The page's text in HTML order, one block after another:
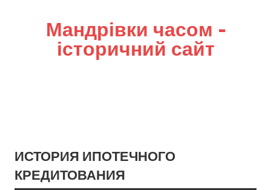
Мандрівки часом –
історичний сайт
ИСТОРИЯ ИПОТЕЧНОГО
КРЕДИТОВАНИЯ